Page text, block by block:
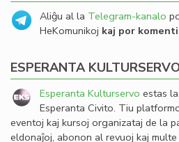
Aliĝu al la Telegram-kanalo
HeKomunikoj kaj por
ESPERANTA
Esperanta Kulturservo estas
Esperanta Civito. Tiu
eventoj kaj kursoj organizataj de la
eldonaĵoj, abonon al revuoj kaj